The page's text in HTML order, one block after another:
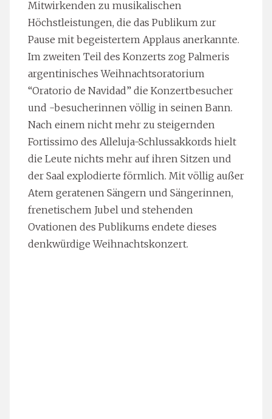
Mitwirkenden zu musikalischen
Höchstleistungen, die das Publikum zur
Pause mit begeistertem Applaus anerkannte.
Im zweiten Teil des Konzerts zog Palmeris
argentinisches Weihnachtsoratorium
“Oratorio de Navidad” die Konzertbesucher
und -besucherinnen völlig in seinen Bann.
Nach einem nicht mehr zu steigernden
Fortissimo des Alleluja-Schlussakkords hielt
die Leute nichts mehr auf ihren Sitzen und
der Saal explodierte förmlich. Mit völlig außer
Atem geratenen Sängern und Sängerinnen,
frenetischem Jubel und stehenden
Ovationen des Publikums endete dieses
denkwürdige Weihnachtskonzert.